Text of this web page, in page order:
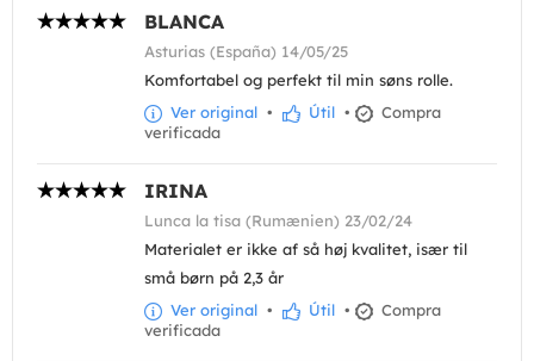
BLANCA
Asturias (España) 14/05/25
Komfortabel og perfekt til min søns rolle.
Ver original • Útil •
Compra
verificada
IRINA
Lunca la tisa (Rumænien) 23/02/24
Materialet er ikke af så høj kvalitet, især til
små børn på 2,3 år
Ver original • Útil •
Compra
verificada